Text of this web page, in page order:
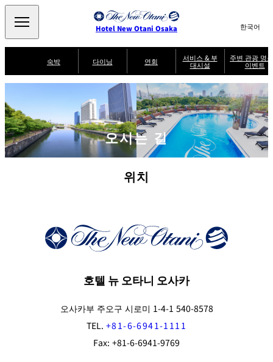
Hotel New Otani Osaka Search
サ
ト
内
検
索
窓
を
開
閉
言
切
り
替
え
メ
ニ
ュ
ー
を
開
閉
JP(日本語)
EN(English)
中文(简) (中文(简))
한국어(한국어)
Select Language ▼
숙박
이
드
룸
서
비
스
수
퍼
브
랙
퍼
트
T
er
di
ti
o
n
다이닝
다이
닝
SAKURA 케야키 잇신
멘도코로
NAKAJIMA 켄잔
조조엔 유겐
카가이로
타이칸 엔
연회 서비스 & 부
대시설
주변 관광 명
이벤트
주
변
관
광
명
소
&
오시는 길
위치
호텔 뉴 오타니 오사카
오사카부 주오구 시로미 1-4-1 540-8578
TEL. +81-6-6941-1111
Fax: +81-6-6941-9769